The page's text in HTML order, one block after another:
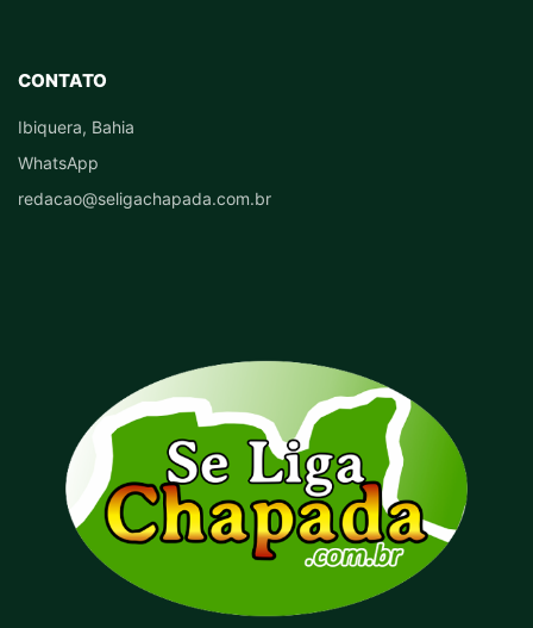
CONTATO
Ibiquera, Bahia
WhatsApp
redacao@seligachapada.com.br